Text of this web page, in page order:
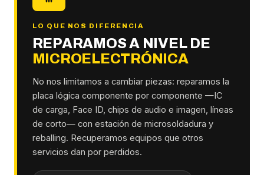
LO QUE NOS DIFERENCIA
REPARAMOS A NIVEL DE
MICROELECTRÓNICA
No nos limitamos a cambiar piezas: reparamos la
placa lógica componente por componente —IC
de carga, Face ID, chips de audio e imagen, líneas
de corto— con estación de microsoldadura y
reballing. Recuperamos equipos que otros
servicios dan por perdidos.